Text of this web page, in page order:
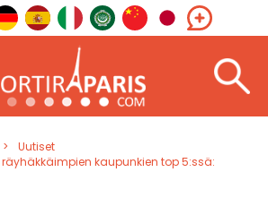
Uutiset
kaupunkien top 5:ssä: